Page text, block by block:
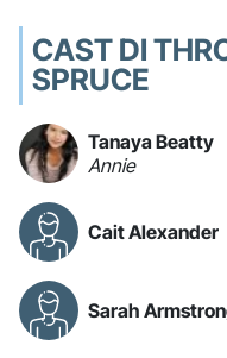
CAST DI
SPRUCE
Tanaya Beatty
Annie
Cait Alexander
Sarah